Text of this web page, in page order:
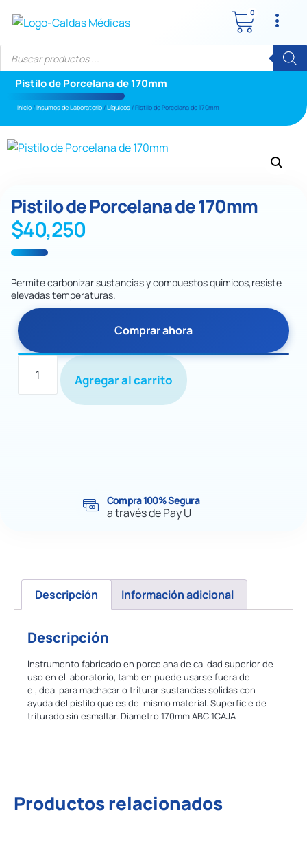
0
Pistilo de Porcelana de 170mm
Inicio/Insumos de Laboratorio/Líquidos/ Pistilo de Porcelana de 170mm
Pistilo de Porcelana de 170mm
$40,250
Permite carbonizar sustancias y compuestos quimicos,resiste
elevadas temperaturas.
Comprar ahora
Agregar al carrito
Compra 100% Segura
a través de Pay U
Descripción Información adicional
Descripción
Instrumento fabricado en porcelana de calidad superior de
uso en el laboratorio, tambien puede usarse fuera de
el,ideal para machacar o triturar sustancias solidas con
ayuda del pistilo que es del mismo material. Superficie de
triturado sin esmaltar. Diametro 170mm ABC 1CAJA
Productos relacionados